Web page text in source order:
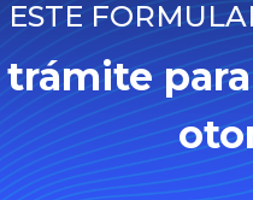
ESTE
trámite